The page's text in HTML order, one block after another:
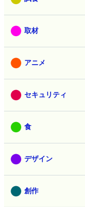
取材
アニメ
セキュリティ
食
デザイン
創作